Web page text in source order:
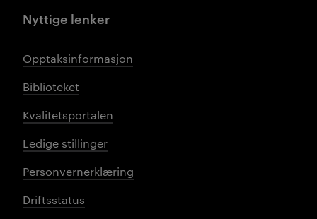
Nyttige lenker
Opptaksinformasjon
Biblioteket
Kvalitetsportalen
Ledige stillinger
Personvernerklæring
Driftsstatus